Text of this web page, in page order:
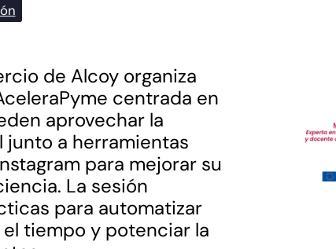
de Alcoy organiza
centrada en
aprovechar la
a herramientas
para mejorar su
La sesión
para automatizar
tiempo y potenciar la